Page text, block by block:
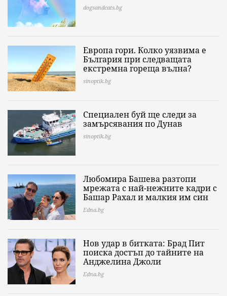
dogsandcats.bg
Европа гори. Колко уязвима е
България при следващата
екстремна гореща вълна?
sinoptik.bg
Специален буй ще следи за
замърсявания по Дунав
sinoptik.bg
Любомира Башева разтопи
мрежата с най-нежните кадри с
Башар Рахал и малкия им син
Edna.bg
Нов удар в битката: Брад Пит
поиска достъп до тайните на
Анджелина Джоли
Edna.bg